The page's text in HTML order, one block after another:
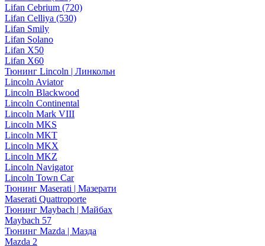
Lifan Cebrium (720)
Lifan Celliya (530)
Lifan Smily
Lifan Solano
Lifan X50
Lifan X60
Тюнинг Lincoln | Линкольн
Lincoln Aviator
Lincoln Blackwood
Lincoln Continental
Lincoln Mark VIII
Lincoln MKS
Lincoln MKT
Lincoln MKX
Lincoln MKZ
Lincoln Navigator
Lincoln Town Car
Тюнинг Maserati | Мазерати
Maserati Quattroporte
Тюнинг Maybach | Майбах
Maybach 57
Тюнинг Mazda | Мазда
Mazda 2